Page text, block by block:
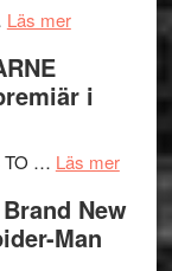
spännande
Jackie
i
Vem
styra
Läs merom
tv-
Svärtan
välgjort
om
i
TO … Läs merom
Vegas
New
Man